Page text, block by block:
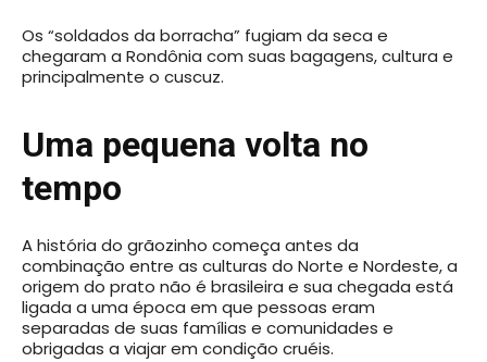
Os “soldados da borracha” fugiam da seca e
chegaram a Rondônia com suas bagagens, cultura e
principalmente o cuscuz.
Uma pequena volta no
tempo
A história do grãozinho começa antes da
combinação entre as culturas do Norte e Nordeste, a
origem do prato não é brasileira e sua chegada está
ligada a uma época em que pessoas eram
separadas de suas famílias e comunidades e
obrigadas a viajar em condição cruéis.